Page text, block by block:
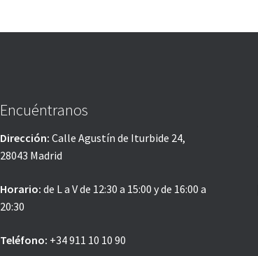
Encuéntranos
Dirección:Calle Agustín de Iturbide 24,
28043 Madrid
Horario: de L a V de 12:30 a 15:00 y de 16:00 a
20:30
Teléfono: +34 911 10 10 90